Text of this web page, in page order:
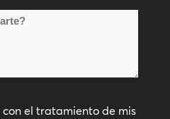
con el tratamiento de mis